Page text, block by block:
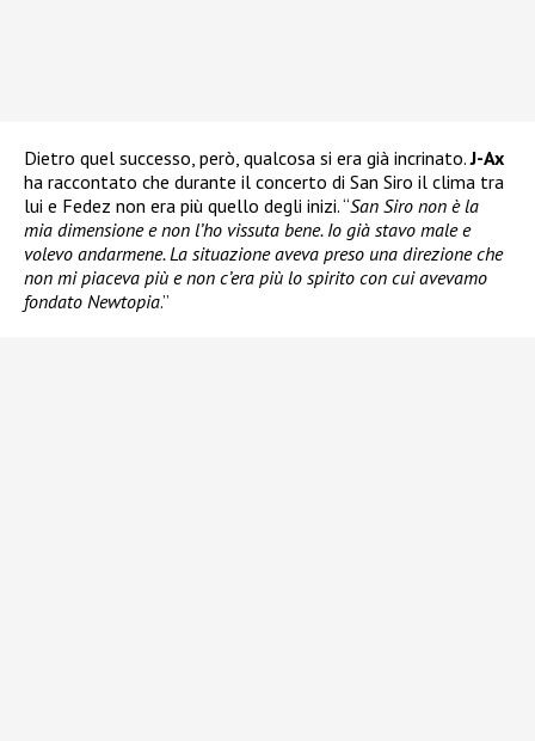
Dietro quel successo, però, qualcosa si era già incrinato.J-Ax
ha raccontato che durante il concerto di San Siro il clima tra
lui e Fedez non era più quello degli inizi. “San Siro non è la
mia dimensione e non l’ho vissuta bene. Io già stavo male e
volevo andarmene. La situazione aveva preso una direzione che
non mi piaceva più e non c’era più lo spirito con cui avevamo
fondato Newtopia.”